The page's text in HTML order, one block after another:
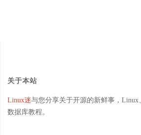
关于本站
Linux迷与您分享关于开源的新鲜事，Linux
数据库教程。